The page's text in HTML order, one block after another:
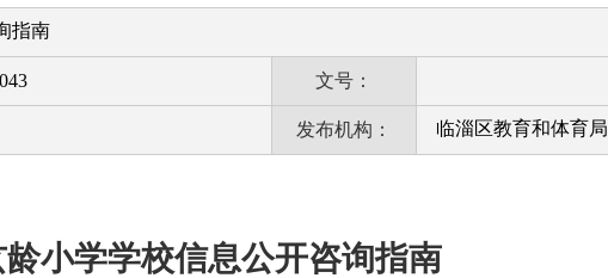
指南
文号：
发布机构： 临淄区教育和体育局
小学学校信息公开咨询指南